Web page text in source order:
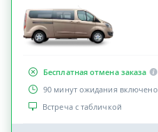
Бесплатная отмена заказа
90 минут ожидания включено
Встреча с табличкой